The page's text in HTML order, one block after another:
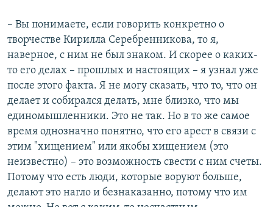
– Вы понимаете, если говорить конкретно о
творчестве Кирилла Серебренникова, то я,
наверное, с ним не был знаком. И скорее о каких-
то его делах – прошлых и настоящих – я узнал уже
после этого факта. Я не могу сказать, что то, что он
делает и собирался делать, мне близко, что мы
единомышленники. Это не так. Но в то же самое
время однозначно понятно, что его арест в связи с
этим "хищением" или якобы хищением (это
неизвестно) – это возможность свести с ним счеты.
Потому что есть люди, которые воруют больше,
делают это нагло и безнаказанно, потому что им